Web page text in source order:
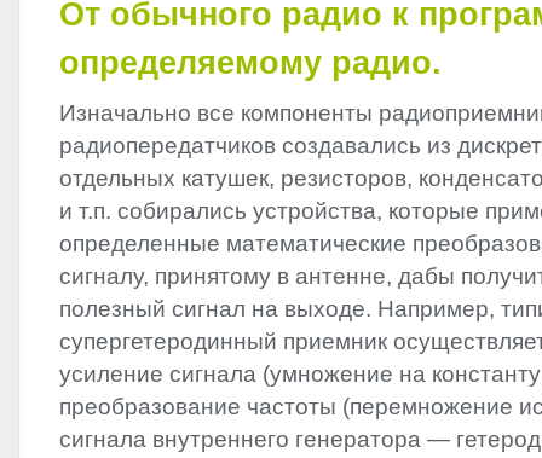
От обычного радио к
определяемому радио.
Изначально все компоненты
радиопередатчиков создавались из
отдельных катушек, резисторов,
и т.п. собирались устройства, которые
определенные математические
сигналу, принятому в антенне, дабы
полезный сигнал на выходе. Например,
супергетеродинный приемник
усиление сигнала (умножение на
преобразование частоты (перемножение
сигнала внутреннего генератора —